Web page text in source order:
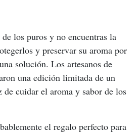
los puros y no encuentras la
y preservar su aroma por
solución. Los artesanos de
una edición limitada de un
de cuidar el aroma y sabor de los
el regalo perfecto para